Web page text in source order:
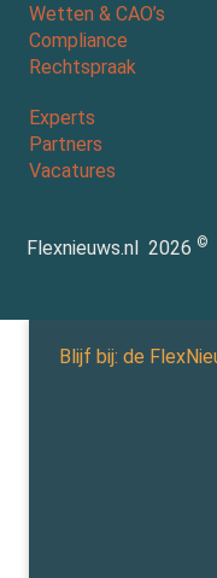
Wetten & CAO’s
Compliance
Rechtspraak
Experts
Partners
Vacatures
Flexnieuws.nl 2026 ©
Blijf bij: de